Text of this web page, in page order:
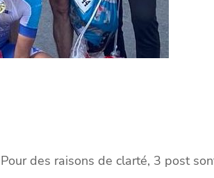
des raisons de clarté, 3 post